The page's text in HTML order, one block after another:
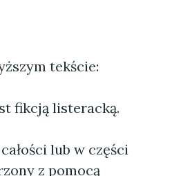
tekście:
fikcją listeracką.
lub w części
z pomocą